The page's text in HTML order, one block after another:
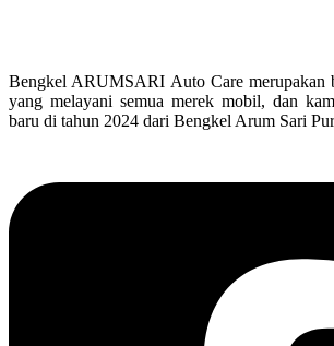
Bengkel ARUMSARI Auto Care merupakan
yang melayani semua merek mobil, dan
baru di tahun 2024 dari Bengkel Arum Sari